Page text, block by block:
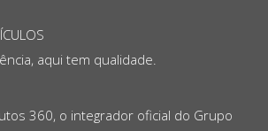
aqui tem qualidade.
360, o integrador oficial do Grupo